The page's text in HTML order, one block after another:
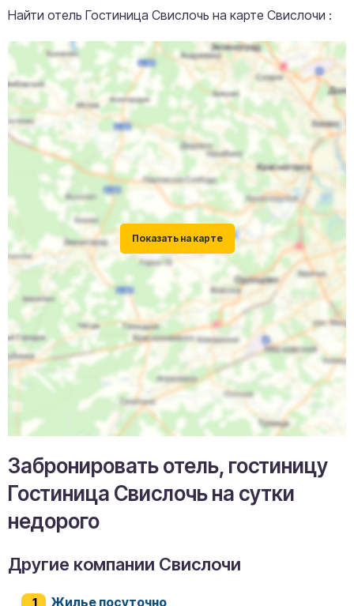
Найти отель Гостиница Свислочь на карте Свислочи :
Забронировать отель, гостиницу
Гостиница Свислочь на сутки
недорого
Другие компании Свислочи
Жилье посуточно